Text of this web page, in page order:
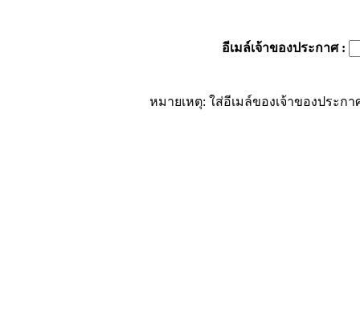
อีเมล์เจ้าของประกาศ:
หมายเหตุ: ใส่อีเมล์ของเจ้าของประก